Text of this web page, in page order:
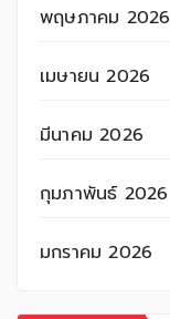
พฤษภาคม 2026
เมษายน 2026
มีนาคม 2026
กุมภาพันธ์ 2026
มกราคม 2026